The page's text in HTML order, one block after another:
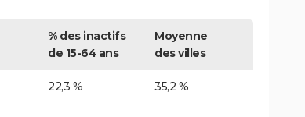
% des inactifs
de 15-64 ans
Moyenne
des villes
22,3 % 35,2 %